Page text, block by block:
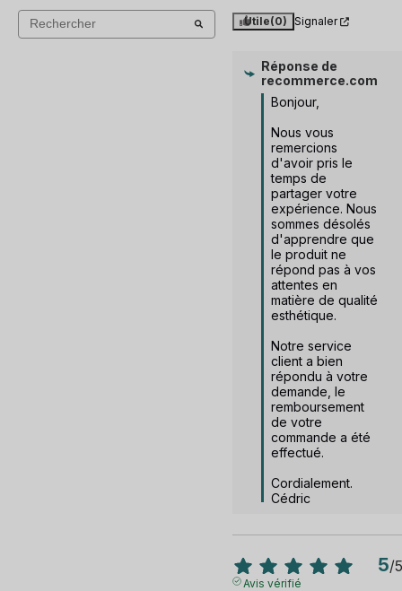
Utile(0) Signaler
Réponse de
recommerce.com
Bonjour,
Nous vous
remercions
d'avoir pris le
temps de
partager votre
expérience. Nous
sommes désolés
d'apprendre que
le produit ne
répond pas à vos
attentes en
matière de qualité
esthétique.
Notre service
client a bien
répondu à votre
demande, le
remboursement
de votre
commande a été
effectué.
Cordialement.
Cédric
5/5
Avis vérifié